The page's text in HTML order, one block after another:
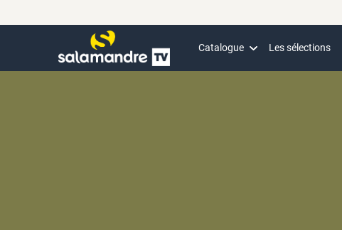
Catalogue Les sélections